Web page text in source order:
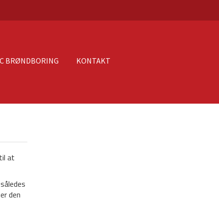
BRØNDBORING KONTAKT
at
den